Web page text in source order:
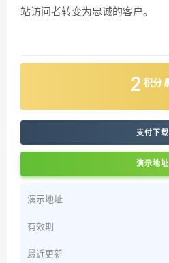
站访问者转变为忠诚的客户。
2 积分
支付下载
演示地址
演示地址
有效期
最近更新